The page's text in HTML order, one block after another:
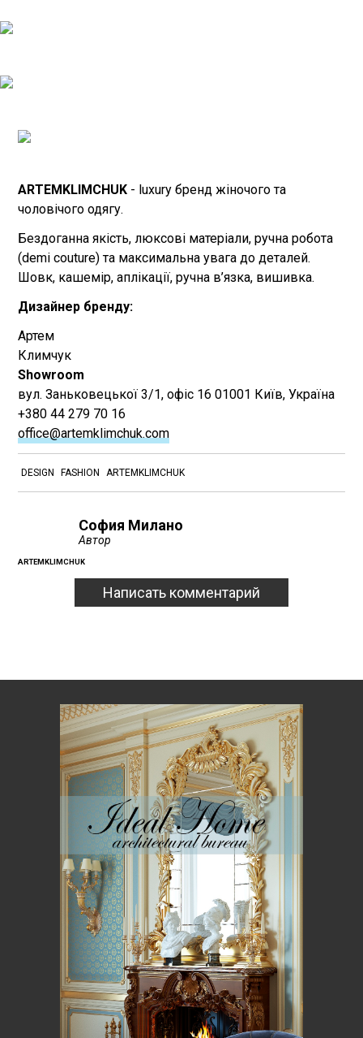
ARTEMKLIMCHUK - luxury бренд жіночого та
чоловічого одягу.
Бездоганна якість, люксові матеріали, ручна робота
(demi couture) та максимальна увага до деталей.
Шовк, кашемір, аплікації, ручна в’язка, вишивка.
Дизайнер бренду:
Артем
Климчук
Showroom
вул. Заньковецької 3/1, офіс 16 01001 Київ, Україна
+380 44 279 70 16
office@artemklimchuk.com
DESIGN FASHION ARTEMKLIMCHUK
София Милано
Автор
ARTEMKLIMCHUK
Написать комментарий